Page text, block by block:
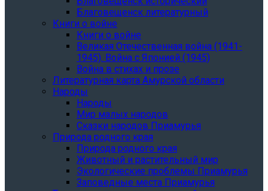
Благовещенск литературный
Книги о войне
Книги о войне
Великая Отечественная война (1941-
1945). Война с Японией (1945)
Война в стихах и прозе
Литературная карта Амурской области
Народы
Народы
Мир малых народов
Сказки народов Приамурья
Природа родного края
Природа родного края
Животный и растительный мир
Экологические проблемы Приамурья
Заповедные места Приамурья